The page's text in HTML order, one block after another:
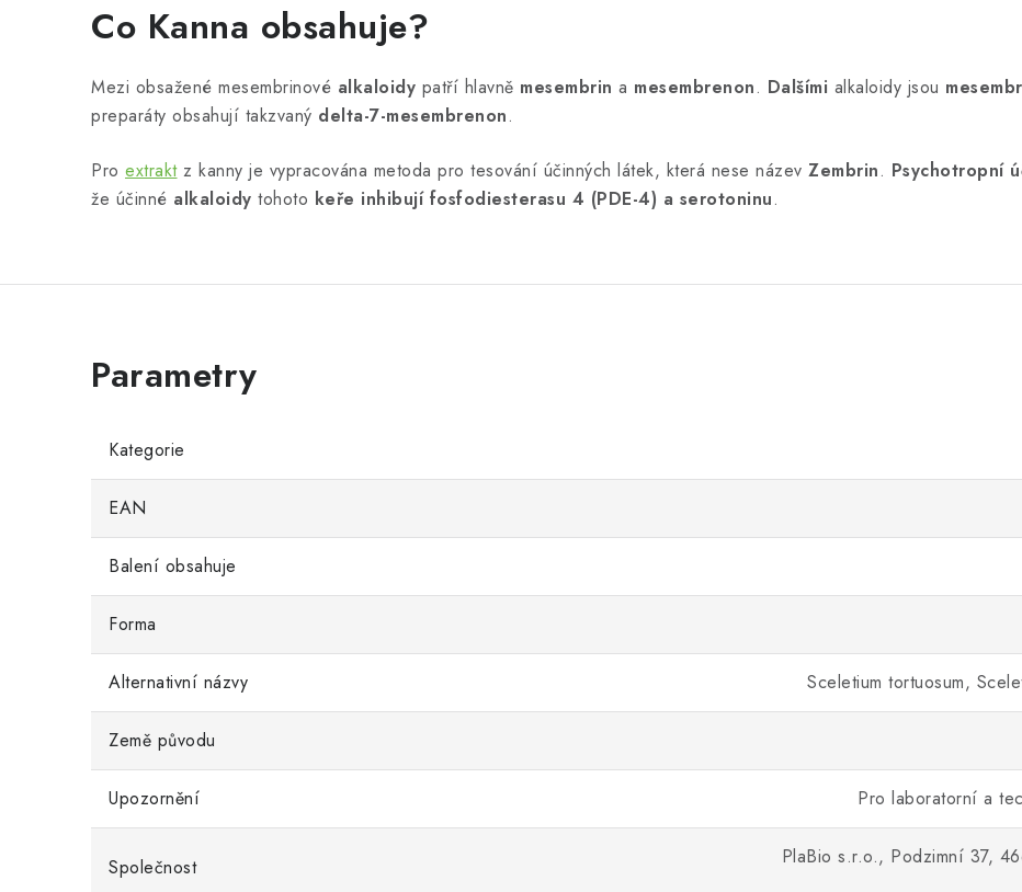
Co Kanna obsahuje?
Mezi obsažené mesembrinové alkaloidy patří hlavně mesembrin a mesembrenon. Dalšími alkaloidy jsou
preparáty obsahují takzvaný delta-7-mesembrenon.
Pro extraktz kanny je vypracována metoda pro tesování účinných látek, která nese název Zembrin. Psychotropní
že účinné alkaloidy tohoto keře inhibují fosfodiesterasu 4 (PDE-4) a serotoninu.
Kategorie
EAN
Balení obsahuje
Forma
Alternativní názvy Sceletium tortuosum,
Země původu
Upozornění Pro laboratorní a
Společnost
PlaBio s.r.o., Podzimní 37,